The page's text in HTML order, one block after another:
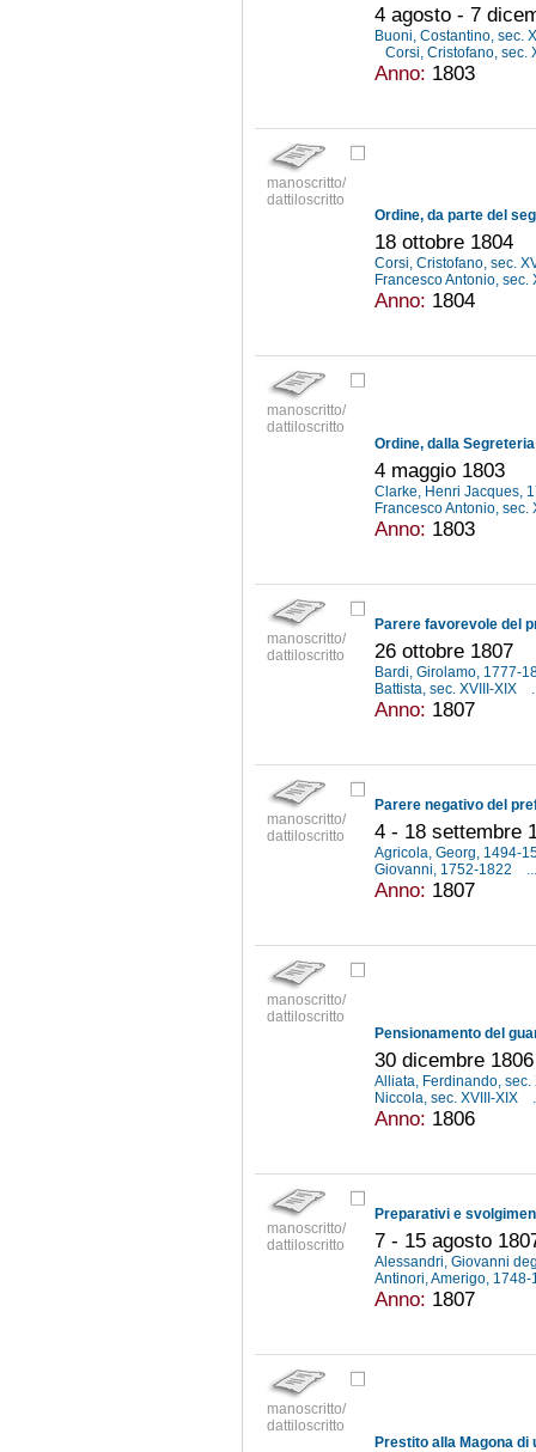
4 agosto - 7
Buoni, Costantino, sec.
Corsi, Cristofano, sec.
Anno: 1803
manoscritto/
dattiloscritto
18 ottobre 1804
Corsi, Cristofano, sec.
Francesco Antonio, sec.
Anno: 1804
manoscritto/
dattiloscritto
4 maggio 1803
Clarke, Henri Jacques,
Francesco Antonio, sec.
Anno: 1803
manoscritto/
dattiloscritto
26 ottobre 1807
Bardi, Girolamo, 1777-
Battista, sec. XVIII-XIX
Anno: 1807
manoscritto/
dattiloscritto
4 - 18 settembre
Agricola, Georg, 1494-
Giovanni, 1752-1822
...
Anno: 1807
manoscritto/
dattiloscritto
30 dicembre 1806
Alliata, Ferdinando, sec.
Niccola, sec. XVIII-XIX
Anno: 1806
manoscritto/
dattiloscritto
7 - 15 agosto
Alessandri, Giovanni
Antinori, Amerigo,
Anno: 1807
manoscritto/
dattiloscritto